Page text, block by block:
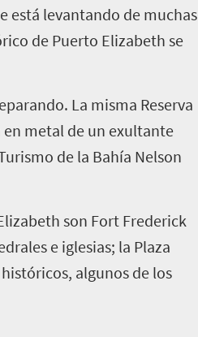
está levantando de muchas
de Puerto Elizabeth se
La misma Reserva
metal de un exultante
de la Bahía Nelson
son Fort Frederick
e iglesias; la Plaza
algunos de los